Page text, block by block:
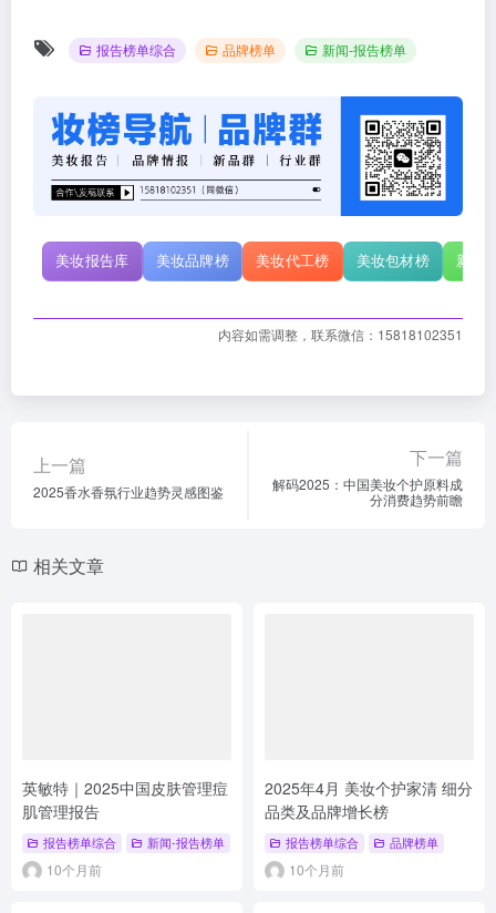
报告榜单综合 品牌榜单 新闻-报告榜单
美妆报告库 美妆品牌榜 美妆代工榜 美妆包材榜 新原
内容如需调整，联系微信：15818102351
上一篇
2025香水香氛行业趋势灵感图鉴
下一篇
解码2025：中国美妆个护原料成
分消费趋势前瞻
相关文章
英敏特｜2025中国皮肤管理痘
肌管理报告
报告榜单综合 新闻-报告榜单
10个月前
2025年4月 美妆个护家清 细分
品类及品牌增长榜
报告榜单综合 品牌榜单
10个月前